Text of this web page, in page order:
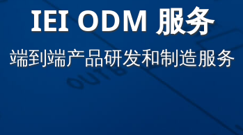
IEI ODM 服务
端到端产品研发和制造服务